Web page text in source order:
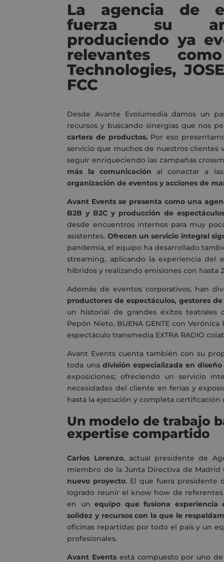
La agencia de
fuerza su
produciendo ya
relevantes
Technologies,
FCC
Desde Avante Evolumedia damos un
recursos y buscando sinergias que nos
cartera de productos. Por eso
servicio que muchos de nuestros clientes
seguir enriqueciendo las campañas
más la comunicación al conectar a
organización de eventos y acciones de
Avant Events se presenta como una
B2B y B2C y producción de
desde encuentros internos para muy
asistentes. Ofrecen un servicio integral
pandemia, el equipo ha desarrollado
streaming, aplicando la experiencia del
híbridos y realizando emisiones con hasta
Además de eventos corporativos, han
productores de espectáculos, gestores
un historial de grandes éxitos teatrales
Pepón Nieto, BUENA GENTE con
espectáculo transmedia EXTRA RADIO
Avant Events cuenta también con su
toda una división especializada en
exposiciones; ofreciendo un servicio
necesidades del cliente en ferias y
hasta la ejecución y completa certificación
Un modelo de trabajo
expertise compartido
Carlos Lorenzo, actual presidente de
miembro de la Junta Directiva de
nuevo proyecto. El que fuera presidente
logrado reunir el know how de
en unequipo que fusiona experiencia
solidez y recursos con la que le
oficinas repartidas por todo el país y un
profesionales.
Avant Events está compuesto por uno